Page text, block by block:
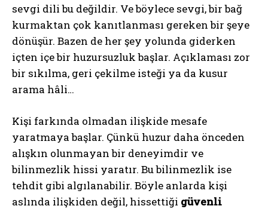
sevgi dili bu değildir. Ve böylece sevgi, bir bağ
kurmaktan çok kanıtlanması gereken bir şeye
dönüşür. Bazen de her şey yolunda giderken
içten içe bir huzursuzluk başlar. Açıklaması zor
bir sıkılma, geri çekilme isteği ya da kusur
arama hâli…
Kişi farkında olmadan ilişkide mesafe
yaratmaya başlar. Çünkü huzur daha önceden
alışkın olunmayan bir deneyimdir ve
bilinmezlik hissi yaratır. Bu bilinmezlik ise
tehdit gibi algılanabilir. Böyle anlarda kişi
aslında ilişkiden değil, hissettiği güvenli